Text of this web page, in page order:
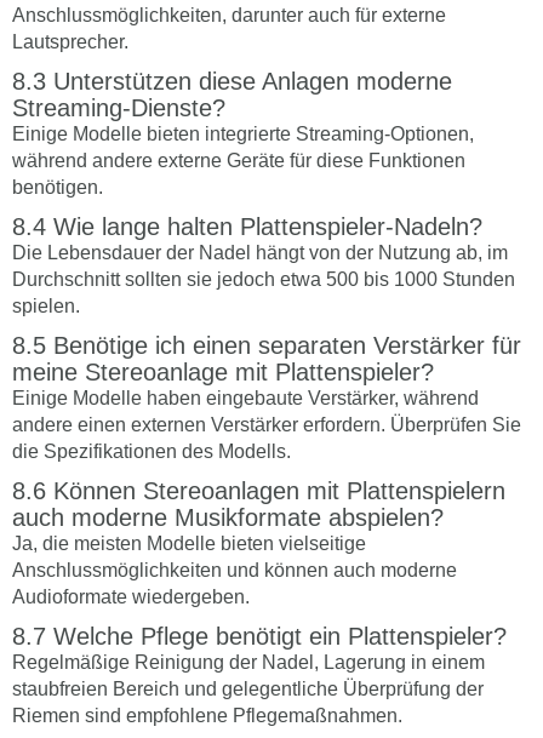
Anschlussmöglichkeiten, darunter auch für externe
Lautsprecher.
Unterstützen diese Anlagen moderne
Streaming-Dienste?
Einige Modelle bieten integrierte Streaming-Optionen,
während andere externe Geräte für diese Funktionen
benötigen.
Wie lange halten Plattenspieler-Nadeln?
Die Lebensdauer der Nadel hängt von der Nutzung ab, im
Durchschnitt sollten sie jedoch etwa 500 bis 1000 Stunden
spielen.
Benötige ich einen separaten Verstärker für
meine Stereoanlage mit Plattenspieler?
Einige Modelle haben eingebaute Verstärker, während
andere einen externen Verstärker erfordern. Überprüfen Sie
die Spezifikationen des Modells.
Können Stereoanlagen mit Plattenspielern
auch moderne Musikformate abspielen?
Ja, die meisten Modelle bieten vielseitige
Anschlussmöglichkeiten und können auch moderne
Audioformate wiedergeben.
Welche Pflege benötigt ein Plattenspieler?
Regelmäßige Reinigung der Nadel, Lagerung in einem
staubfreien Bereich und gelegentliche Überprüfung der
Riemen sind empfohlene Pflegemaßnahmen.